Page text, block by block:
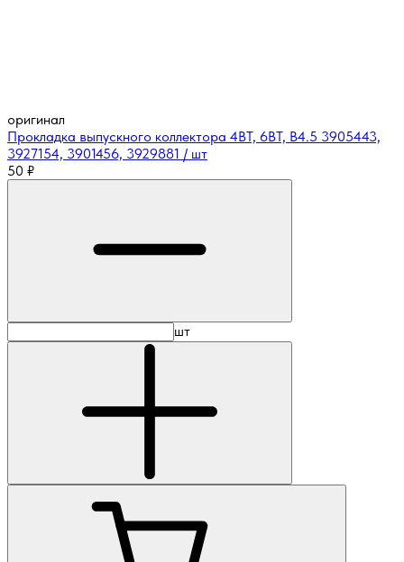
оригинал
Прокладка выпускного коллектора 4BT, 6BT, B4.5 3905443,
3927154, 3901456, 3929881 / шт
50 ₽
шт